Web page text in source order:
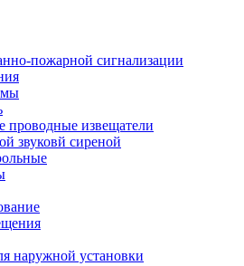
пожарной сигнализации
проводные извещатели
звуковй сиреной
наружной установки